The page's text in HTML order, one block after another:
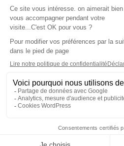
L'application Iphone /
Téléchargez
Les cookies
Gestion des cookies
Crédit photos : ©Sud
Noémie Halioua